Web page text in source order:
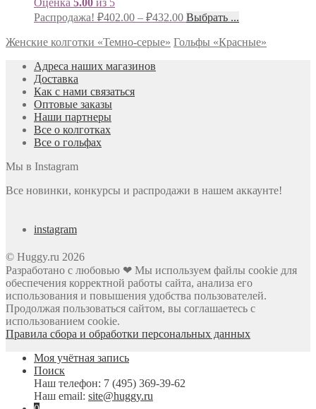
Распродажа! ₽402.00 – ₽432.00 Выбрать ...
Женские колготки «Темно-серые» Гольфы «Красные»
Адреса наших магазинов
Доставка
Как с нами связаться
Оптовые заказы
Наши партнеры
Все о колготках
Все о гольфах
Мы в Instagram
Все новинки, конкурсы и распродажи в нашем аккаунте!
instagram
© Huggy.ru 2026
Разработано с любовью ❤ Мы используем файлы cookie для
обеспечения корректной работы сайта, анализа его
использования и повышения удобства пользователей.
Продолжая пользоваться сайтом, вы соглашаетесь с
использованием cookie.
Правила сбора и обработки персональных данных
Моя учётная запись
Поиск
Наш телефон: 7 (495) 369-39-62
Наш email: site@huggy.ru